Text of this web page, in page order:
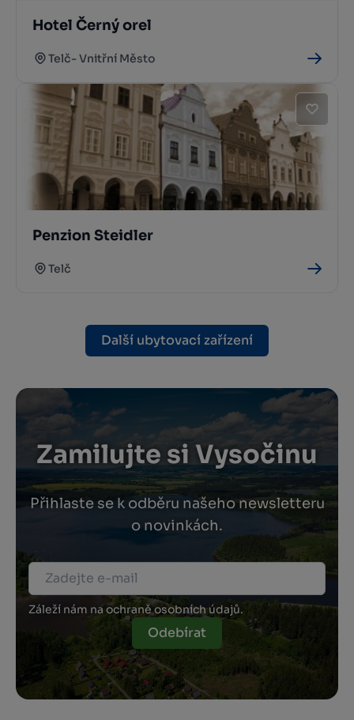
Hotel Černý orel
Telč- Vnitřní Město
Penzion Steidler
Telč
Další ubytovací zařízení
Zamilujte si Vysočinu
Přihlaste se k odběru našeho newsletteru
o novinkách.
Záleží nám na ochraně osobních údajů.
Odebírat